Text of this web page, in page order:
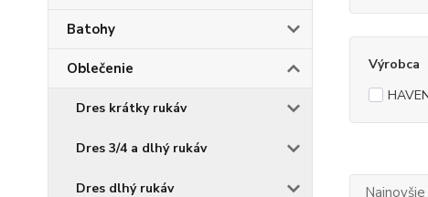
Batohy
Oblečenie
Dres krátky rukáv
Dres 3/4 a dlhý rukáv
Dres dlhý rukáv
Výrobca
Najnovšie